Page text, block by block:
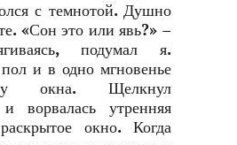
с темнотой. Душно
«Сон это или явь?» –
подумал я.
и в одно мгновенье
у окна. Щелкнул
ворвалась утренняя
окно. Когда